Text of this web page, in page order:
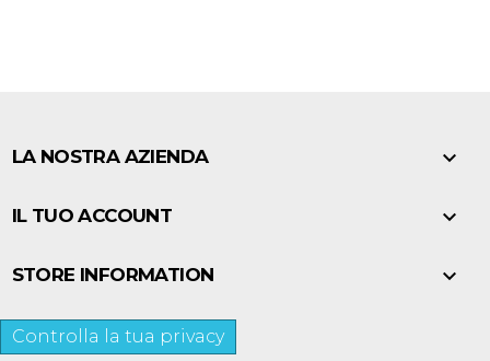
LA NOSTRA AZIENDA 
IL TUO ACCOUNT 
STORE INFORMATION 
Controlla la tua privacy